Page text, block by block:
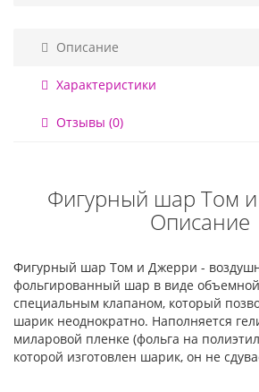
Описание
Характеристики
Отзывы (0)
Фигурный шар Том
Описание
Фигурный шар Том и Джерри -
фольгированный шар в виде
специальным клапаном, который
шарик неоднократно. Наполняется
миларовой пленке (фольга на
которой изготовлен шарик, он не